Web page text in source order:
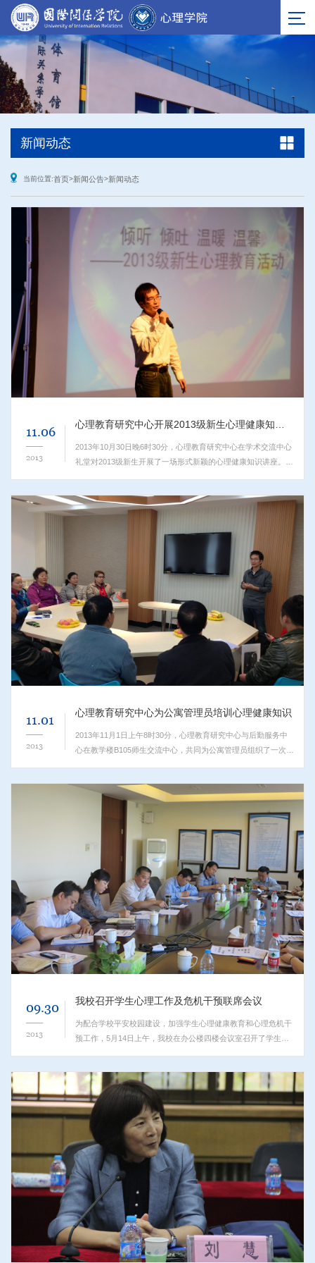
新闻动态
当前位置:首页>新闻公告>新闻动态
11.06
2013
心理教育研究中心开展2013级新生心理健康知识讲座
2013年10月30日晚6时30分，心理教育研究中心在学术交流中心
礼堂对2013级新生开展了一场形式新颖的心理健康知识讲座。本
11.01
2013
心理教育研究中心为公寓管理员培训心理健康知识
2013年11月1日上午8时30分，心理教育研究中心与后勤服务中
心在教学楼B105师生交流中心，共同为公寓管理员组织了一次心
09.30
2013
我校召开学生心理工作及危机干预联席会议
为配合学校平安校园建设，加强学生心理健康教育和心理危机干
预工作，5月14日上午，我校在办公楼四楼会议室召开了学生心